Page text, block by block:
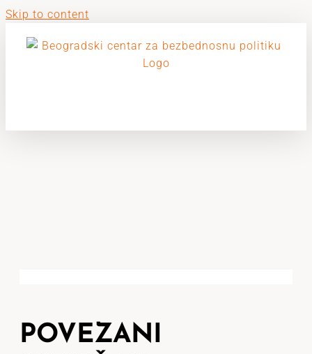
Skip to content
POVEZANI